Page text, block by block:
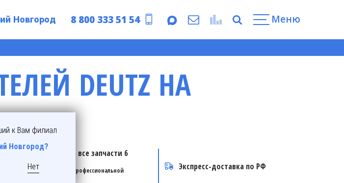
Новгород 8 800 333 51 54 Меню
DEUTZ НА
Гарантия на все запчасти 6
*при условии профессиональной
Экспресс-доставка по РФ
к Вам филиал
Новгород?
Нет